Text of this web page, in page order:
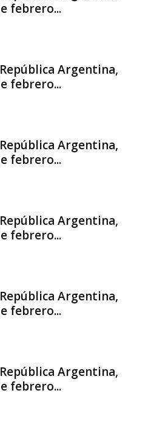
febrero...
Argentina,
febrero...
Argentina,
febrero...
Argentina,
febrero...
Argentina,
febrero...
Argentina,
febrero...